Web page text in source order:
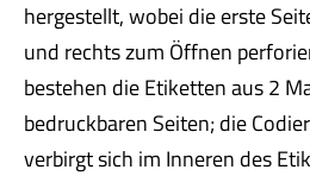
hergestellt, wobei die erste
und rechts zum Öffnen
bestehen die Etiketten aus 2
bedruckbaren Seiten; die
verbirgt sich im Inneren des